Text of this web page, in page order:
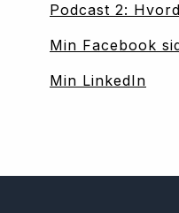
Podcast 2:
Min Facebook
Min LinkedIn